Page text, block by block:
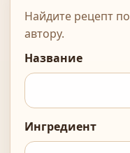
Найдите рецепт
автору.
Название
Ингредиент